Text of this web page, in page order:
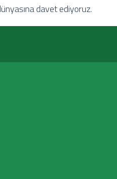
davet ediyoruz.